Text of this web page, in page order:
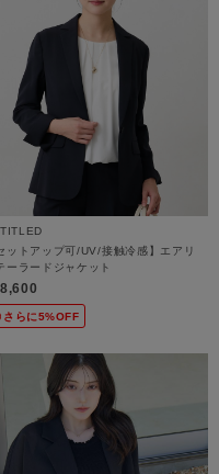
ットアップ可/UV/接触冷感】エアリ
ーラードジャケット
さらに5%OFF